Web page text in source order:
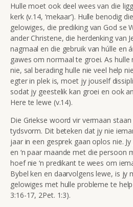
Hulle moet ook deel wees van die
kerk (v.14, ‘mekaar’). Hulle benodig
gelowiges, die prediking van God se
ander Christene, die herdenking van
nagmaal en die gebruik van húlle en
gawes om normaal te groei. As hulle
nie, sal berading hulle nie veel help
egter in plek is, moet jy jouself
sodat jy geestelik kan groei en ook
Here te lewe (v.14).
Die Griekse woord vir vermaan staan
tydsvorm. Dit beteken dat jy nie
jaar in een gesprek gaan oplos nie.
en ‘n paar maande met die persoon
hoef nie ‘n predikant te wees om
Bybel ken en daarvolgens lewe, is jy
gelowiges met hulle probleme te
3:16-17, 2Pet. 1:3).